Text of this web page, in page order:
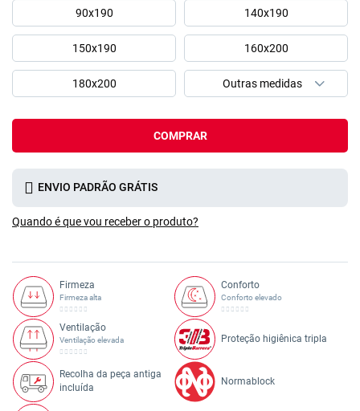
90x190 140x190
150x190 160x200
180x200
COMPRAR
ENVIO PADRÃO GRÁTIS
Quando é que vou receber o produto?
Firmeza
Firmeza alta
Conforto
Conforto elevado
Ventilação
Ventilação elevada Proteção higiênica tripla
Recolha da peça antiga
incluída
Normablock